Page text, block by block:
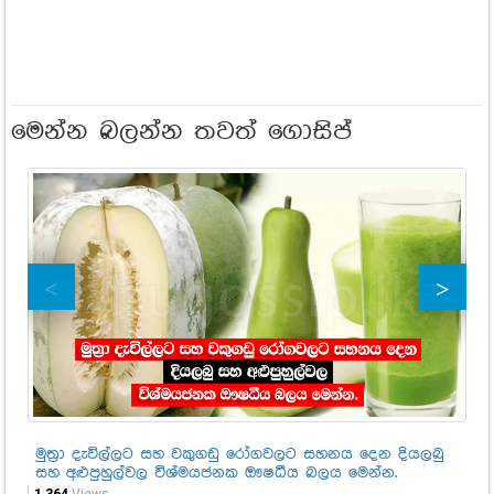
මෙන්න බලන්න තවත් ගොසිප්
මුත්‍රා දැවිල්ලට සහ වකුගඩු රෝගවලට සහනය දෙන දියලබු
සහ අළුපුහුල්වල විශ්මයජනක ඖෂධීය බලය මෙන්න.